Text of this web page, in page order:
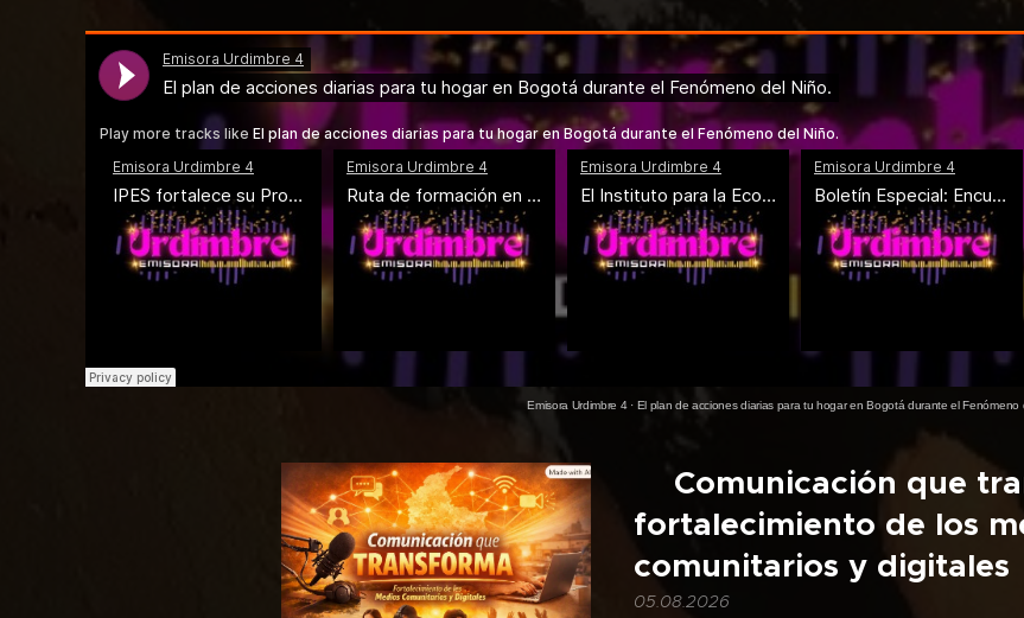
Emisora Urdimbre 4· El plan de acciones diarias para tu hogar en Bogotá durante el Fenómeno
🎙️Comunicación que
fortalecimiento de los
comunitarios y digitales
05.08.2026